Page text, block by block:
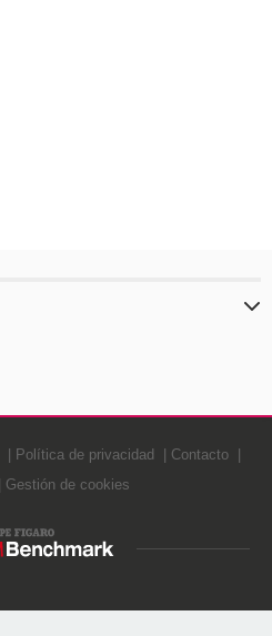
Política de privacidad
Contacto
Gestión de cookies